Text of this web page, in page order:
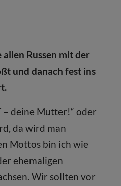
Russen mit der
und danach fest ins
– deine Mutter!“ oder
da wird man
Mottos bin ich wie
ehemaligen
Wir sollten vor